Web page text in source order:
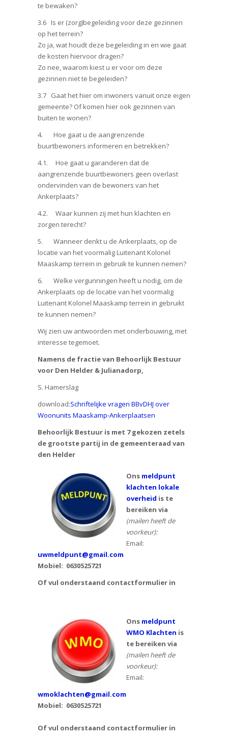
te bewaken?
3.6 Is er (zorg)begeleiding voor deze gezinnen
op het terrein?
Zo ja, wat houdt deze begeleiding in en wie gaat
de kosten hiervoor dragen?
Zo nee, waarom kiest u er voor om deze
gezinnen niet te begeleiden?
3.7 Gaat het hier om inwoners vanuit onze eigen
gemeente? Of komen hier ook gezinnen van
buiten te wonen?
4. Hoe gaat u de aangrenzende
buurtbewoners informeren en betrekken?
4.1. Hoe gaat u garanderen dat de
aangrenzende buurtbewoners geen overlast
ondervinden van de bewoners van het
Ankerplaats?
4.2. Waar kunnen zij met hun klachten en
zorgen terecht?
5. Wanneer denkt u de Ankerplaats, op de
locatie van het voormalig Luitenant Kolonel
Maaskamp terrein in gebruik te kunnen nemen?
6. Welke vergunningen heeft u nodig, om de
Ankerplaats op de locatie van het voormalig
Luitenant Kolonel Maaskamp terrein in gebruikt
te kunnen nemen?
Wij zien uw antwoorden met onderbouwing, met
interesse tegemoet.
Namens de fractie van Behoorlijk Bestuur
voor Den Helder & Julianadorp,
S. Hamerslag
download:Schriftelijke vragen BBvDHJ over
Woonunits Maaskamp-Ankerplaatsen
Behoorlijk Bestuur is met 7 gekozen zetels
de grootste partij in de gemeenteraad van
den Helder
Ons meldpunt
klachten lokale
overheid is te
bereiken via
(mailen heeft de
voorkeur):
Email:
uwmeldpunt@gmail.com
Mobiel: 0630525721
Of vul onderstaand contactformulier in
Ons meldpunt
WMO Klachten is
te bereiken via
(mailen heeft de
voorkeur):
Email:
wmoklachten@gmail.com
Mobiel: 0630525721
Of vul onderstaand contactformulier in